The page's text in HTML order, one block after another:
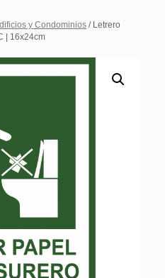
y Condominios / Letrero
| 16x24cm